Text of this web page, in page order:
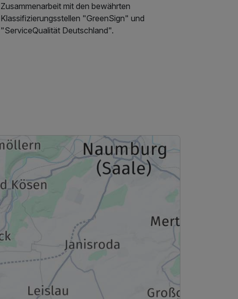
Zusammenarbeit mit den bewährten
Klassifizierungsstellen "GreenSign" und
"ServiceQualität Deutschland".